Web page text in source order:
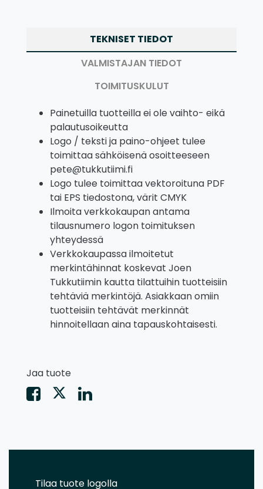
TEKNISET TIEDOT
VALMISTAJAN TIEDOT
TOIMITUSKULUT
Painetuilla tuotteilla ei ole vaihto- eikä
palautusoikeutta
Logo / teksti ja paino-ohjeet tulee
toimittaa sähköisenä osoitteeseen
pete@tukkutiimi.fi
Logo tulee toimittaa vektoroituna PDF
tai EPS tiedostona, värit CMYK
Ilmoita verkkokaupan antama
tilausnumero logon toimituksen
yhteydessä
Verkkokaupassa ilmoitetut
merkintähinnat koskevat Joen
Tukkutiimin kautta tilattuihin tuotteisiin
tehtäviä merkintöjä. Asiakkaan omiin
tuotteisiin tehtävät merkinnät
hinnoitellaan aina tapauskohtaisesti.
Jaa tuote
Tilaa tuote logolla